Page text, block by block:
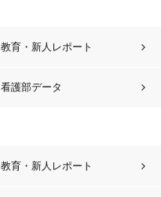
教育・新人レポート
看護部データ
教育・新人レポート